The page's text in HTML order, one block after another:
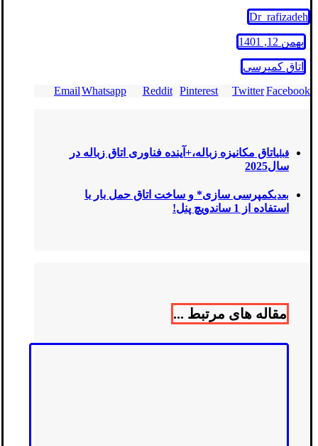
Dr_rafizadeh
بهمن 12, 1401
اتاق کمپرسی
Facebook
Twitter
Pinterest
Reddit
Whatsapp
Email
قبلیاتاق مکانیزه زباله‌،+آینده فناوری‌ اتاق زباله در
سال2025
بعدیکمپرسی سازی* و ساخت اتاق حمل بار با
استفاده از 1 ساندویچ پنل!
مقاله های مرتبط ...